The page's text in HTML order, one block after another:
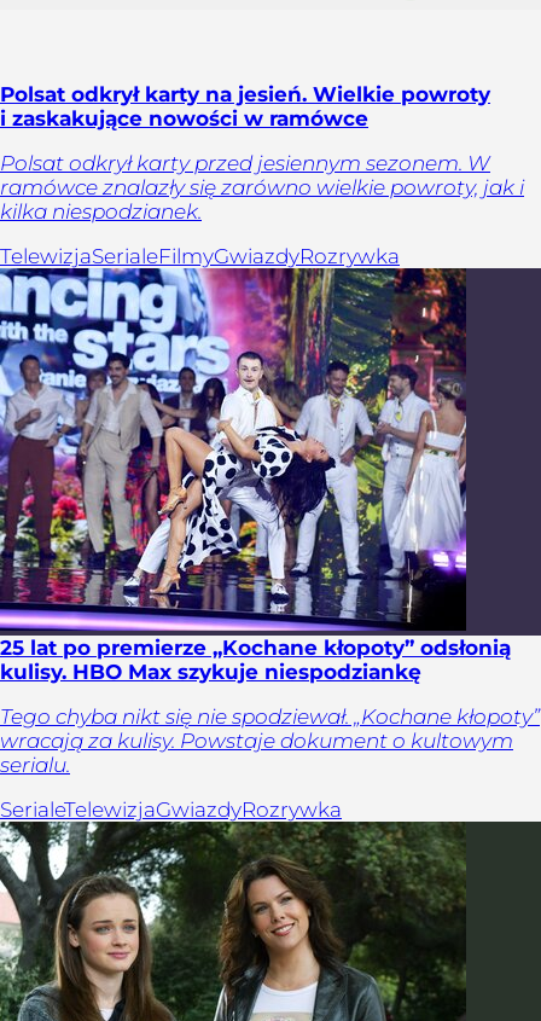
Polsat odkrył karty na jesień. Wielkie powroty
i zaskakujące nowości w ramówce
Polsat odkrył karty przed jesiennym sezonem. W
ramówce znalazły się zarówno wielkie powroty, jak i
kilka niespodzianek.
TelewizjaSerialeFilmyGwiazdyRozrywka
25 lat po premierze „Kochane kłopoty” odsłonią
kulisy. HBO Max szykuje niespodziankę
Tego chyba nikt się nie spodziewał. „Kochane kłopoty”
wracają za kulisy. Powstaje dokument o kultowym
serialu.
SerialeTelewizjaGwiazdyRozrywka